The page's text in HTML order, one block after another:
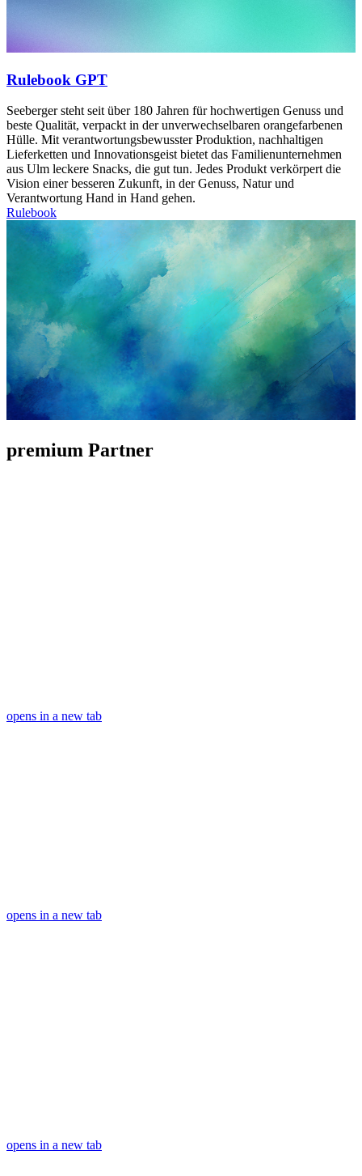
Rulebook GPT
Seeberger steht seit über 180 Jahren für hochwertigen Genuss und
beste Qualität, verpackt in der unverwechselbaren orangefarbenen
Hülle. Mit verantwortungsbewusster Produktion, nachhaltigen
Lieferketten und Innovationsgeist bietet das Familienunternehmen
aus Ulm leckere Snacks, die gut tun. Jedes Produkt verkörpert die
Vision einer besseren Zukunft, in der Genuss, Natur und
Verantwortung Hand in Hand gehen.
Rulebook
premium Partner
opens in a new tab
opens in a new tab
opens in a new tab